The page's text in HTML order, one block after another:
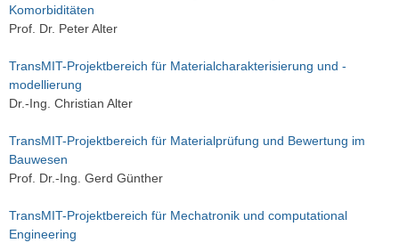
Komorbiditäten
Prof. Dr. Peter Alter
TransMIT-Projektbereich für Materialcharakterisierung und -
modellierung
Dr.-Ing. Christian Alter
TransMIT-Projektbereich für Materialprüfung und Bewertung im
Bauwesen
Prof. Dr.-Ing. Gerd Günther
TransMIT-Projektbereich für Mechatronik und computational
Engineering